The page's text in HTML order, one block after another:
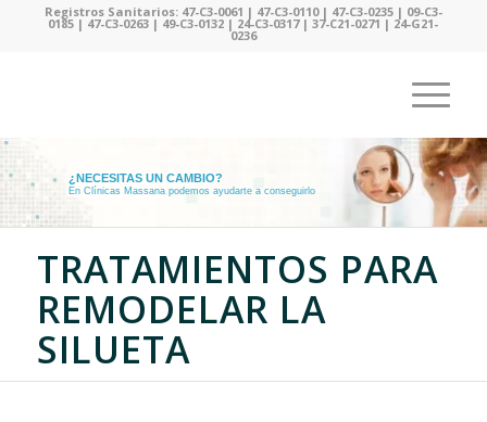
Registros Sanitarios: 47-C3-0061 | 47-C3-0110 | 47-C3-0235 | 09-C3-
0185 | 47-C3-0263 | 49-C3-0132 | 24-C3-0317 | 37-C21-0271 | 24-G21-
0236
En Clínicas Massana podemos ayudarte a conseguirlo
¿NECESITAS UN CAMBIO?
TRATAMIENTOS PARA
REMODELAR LA
SILUETA